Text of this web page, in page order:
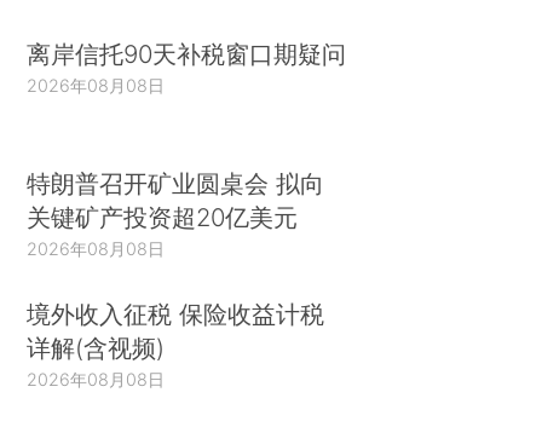
离岸信托90天补税窗口期疑问
2026年08月08日
特朗普召开矿业圆桌会 拟向
关键矿产投资超20亿美元
2026年08月08日
境外收入征税 保险收益计税
详解(含视频)
2026年08月08日